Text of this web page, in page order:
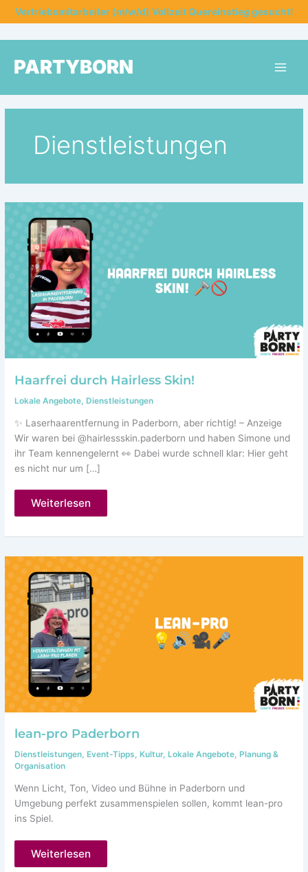
Zum
Inhalt
Vertriebsmitarbeiter (m/w/d) Vollzeit Quereinstieg gesucht!
PARTYBORN
Dienstleistungen
Haarfrei durch Hairless Skin!
Lokale Angebote ,Dienstleistungen
✨ Laserhaarentfernung in Paderborn, aber richtig! – Anzeige
Wir waren bei @hairlessskin.paderborn und haben Simone und
ihr Team kennengelernt 👀 Dabei wurde schnell klar: Hier geht
es nicht nur um […]
Haarfrei
Skin!
Weiterlesen
lean-pro Paderborn
Dienstleistungen, Event-Tipps, Kultur, Lokale Angebote, Planung &
Organisation
Wenn Licht, Ton, Video und Bühne in Paderborn und
Umgebung perfekt zusammenspielen sollen, kommt lean-pro
ins Spiel.
lean-
Weiterlesen